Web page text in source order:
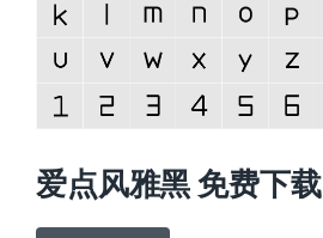
爱点风雅黑 免费下载